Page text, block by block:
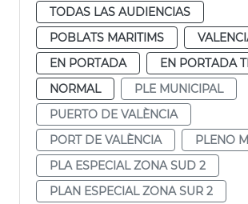
TODAS LAS AUDIENCIAS
POBLATS MARITIMS
EN PORTADA
EN PORTADA
NORMAL
PLE MUNICIPAL
PUERTO DE VALÈNCIA
PORT DE VALÈNCIA
PLENO
PLA ESPECIAL ZONA SUD 2
PLAN ESPECIAL ZONA SUR 2